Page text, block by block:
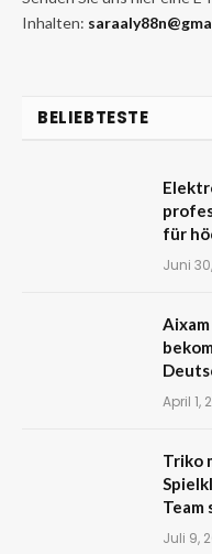
Inhalten:
BELIEBTESTE
für
Juni
April 1,
Triko
Team
Juli 9,